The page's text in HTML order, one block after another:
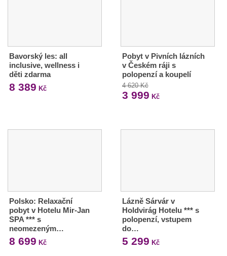
Bavorský les: all
inclusive, wellness i
děti zdarma
8 389 Kč
Pobyt v Pivních lázních
v Českém ráji s
polopenzí a koupelí
4 620 Kč
3 999 Kč
Polsko: Relaxační
pobyt v Hotelu Mir-Jan
SPA *** s
neomezeným…
8 699 Kč
Lázně Sárvár v
Holdvirág Hotelu *** s
polopenzí, vstupem
do…
5 299 Kč